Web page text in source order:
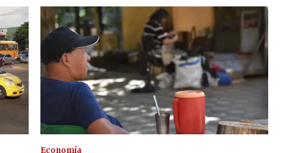
Economía